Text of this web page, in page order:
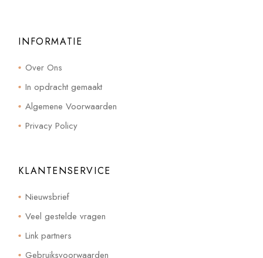
INFORMATIE
Over Ons
In opdracht gemaakt
Algemene Voorwaarden
Privacy Policy
KLANTENSERVICE
Nieuwsbrief
Veel gestelde vragen
Link partners
Gebruiksvoorwaarden